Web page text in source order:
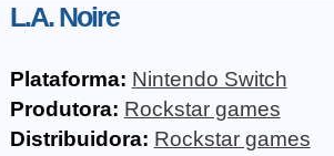
L.A. Noire
Plataforma: Nintendo Switch
Produtora: Rockstar games
Distribuidora: Rockstar games